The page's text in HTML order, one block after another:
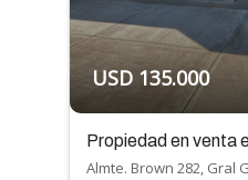
USD 135.000
Propiedad en venta